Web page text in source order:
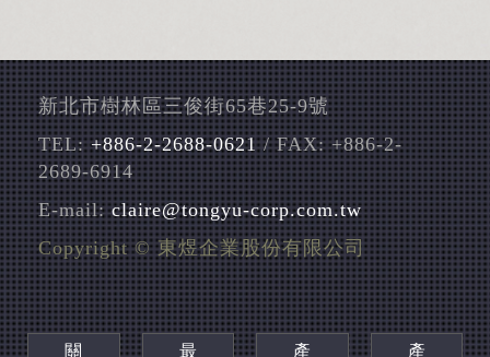
新北市樹林區三俊街65巷25-9號
TEL:+886-2-2688-0621/ FAX: +886-2-
2689-6914
E-mail:claire@tongyu-corp.com.tw
Copyright © 東煜企業股份有限公司
關 最 產 產